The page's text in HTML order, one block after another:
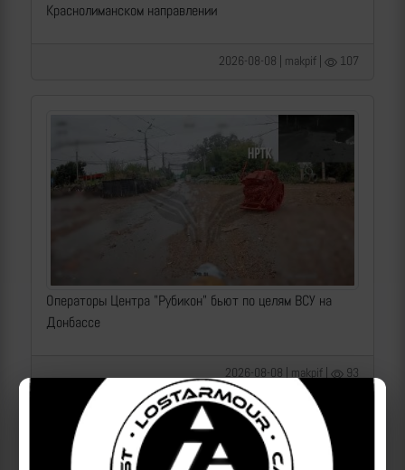
Краснолиманском направлении
2026-08-08 | makpif | 107
Операторы Центра "Рубикон" бьют по целям ВСУ на
Донбассе
2026-08-08 | makpif | 93